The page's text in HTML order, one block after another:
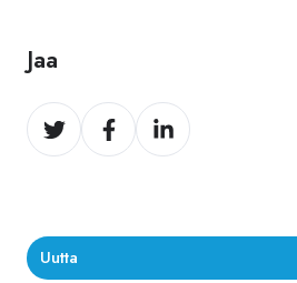
Jaa
Jaa
Twitter
Jaa
Facebook
Jaa
LinkedIn
Uutta